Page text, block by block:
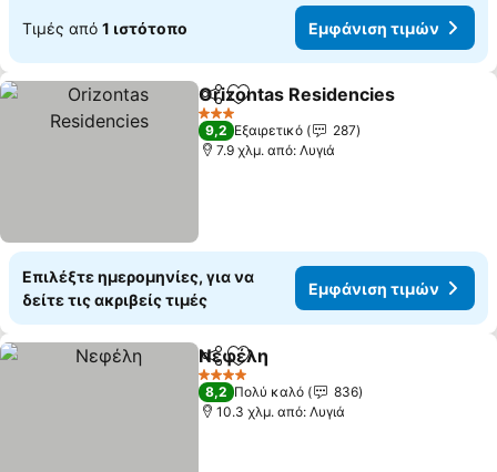
Τιμές από 1 ιστότοπο Εμφάνιση τιμών
Κοινοποίηση
Προσθήκη στα αγαπημένα
Orizontas Residencies
3 Αστέρια
9,2 Εξαιρετικό
287
7.9 χλμ. από: Λυγιά
Επιλέξτε ημερομηνίες, για να
δείτε τις ακριβείς τιμές
Εμφάνιση τιμών
Κοινοποίηση
Προσθήκη στα αγαπημένα
Νεφέλη
4 Αστέρια
8,2 Πολύ καλό
836
10.3 χλμ. από: Λυγιά